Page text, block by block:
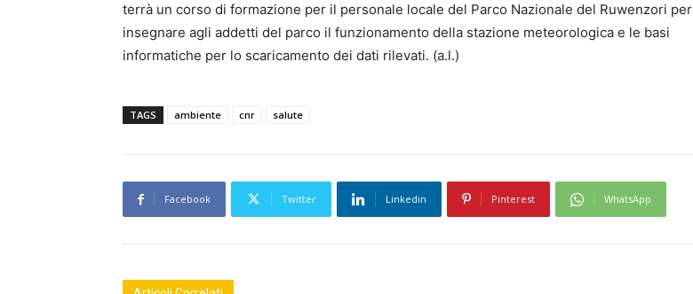
terrà un corso di formazione per il personale locale del Parco Nazionale del Ruwenzori per
insegnare agli addetti del parco il funzionamento della stazione meteorologica e le basi
informatiche per lo scaricamento dei dati rilevati. (a.l.)
TAGS ambiente cnr salute
Facebook Twitter Linkedin Pinterest WhatsApp